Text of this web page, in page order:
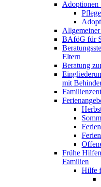
Adoptionen
BAföG für
Eltern
Beratung
mit
Frühe
Familien
Hilfe